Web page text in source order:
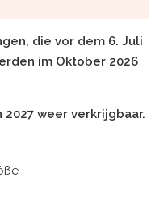
die vor dem 6. Juli
im Oktober 2026
weer verkrijgbaar.